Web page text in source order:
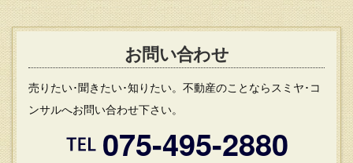
お問い合わせ
売りたい･聞きたい･知りたい。不動産のことならスミヤ･コ
ンサルへお問い合わせ下さい。
075-495-2880